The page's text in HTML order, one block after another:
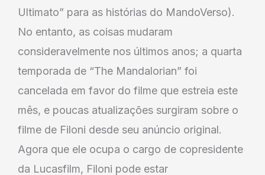
Ultimato” para as histórias do MandoVerso).
No entanto, as coisas mudaram
consideravelmente nos últimos anos; a quarta
temporada de “The Mandalorian” foi
cancelada em favor do filme que estreia este
mês, e poucas atualizações surgiram sobre o
filme de Filoni desde seu anúncio original.
Agora que ele ocupa o cargo de copresidente
da Lucasfilm, Filoni pode estar